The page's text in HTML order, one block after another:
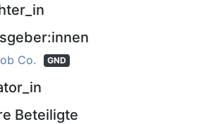
Co. GND
Beteiligte